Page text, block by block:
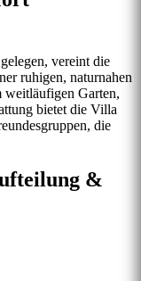
vereint die
ruhigen, naturnahen
weitläufigen Garten,
bietet die Villa
die
&